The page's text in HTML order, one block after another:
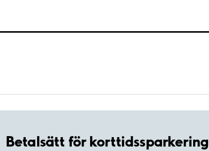
Betalsätt för korttidssparkering